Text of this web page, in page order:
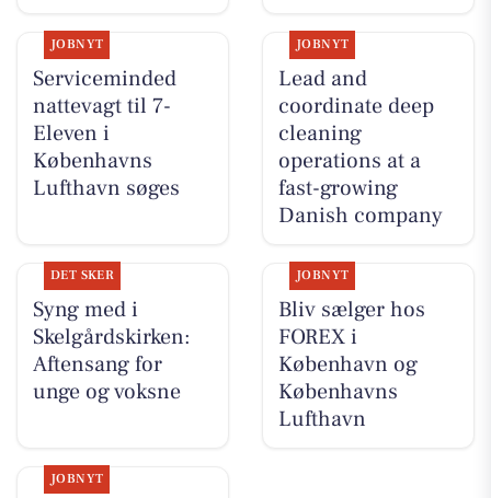
JOBNYT
Serviceminded
nattevagt til 7-
Eleven i
Københavns
Lufthavn søges
JOBNYT
Lead and
coordinate deep
cleaning
operations at a
fast-growing
Danish company
DET SKER
Syng med i
Skelgårdskirken:
Aftensang for
unge og voksne
JOBNYT
Bliv sælger hos
FOREX i
København og
Københavns
Lufthavn
JOBNYT